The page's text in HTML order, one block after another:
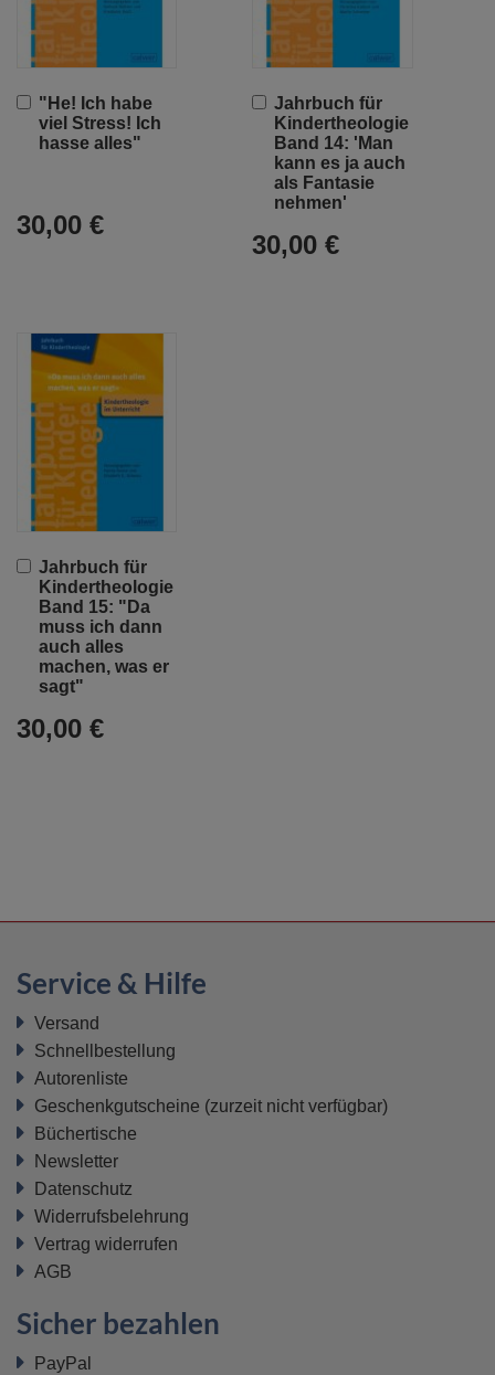
"He! Ich habe
viel Stress! Ich
hasse alles"
30,00 €
In
den
Warenkorb
Jahrbuch für
Kindertheologie
Band 14: 'Man
kann es ja auch
als Fantasie
nehmen'
30,00 €
In
den
Warenkorb
Jahrbuch für
Kindertheologie
Band 15: "Da
muss ich dann
auch alles
machen, was er
sagt"
30,00 €
In
den
Warenkorb
Service & Hilfe
Versand
Schnellbestellung
Autorenliste
Geschenkgutscheine (zurzeit nicht verfügbar)
Büchertische
Newsletter
Datenschutz
Widerrufsbelehrung
Vertrag widerrufen
AGB
Sicher bezahlen
PayPal